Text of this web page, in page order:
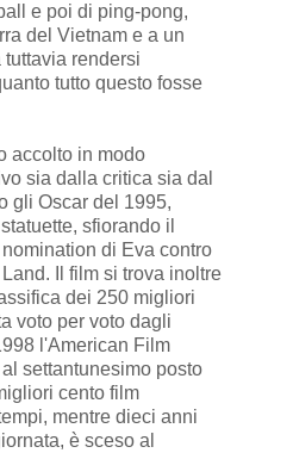
e poi di ping-pong,
del Vietnam e a un
rendersi
tutto questo fosse
accolto in modo
sia dalla critica sia dal
gli Oscar del 1995,
sfiorando il
di Eva contro
Il film si trova inoltre
dei 250 migliori
voto per voto dagli
l'American Film
settantunesimo posto
cento film
mentre dieci anni
è sceso al